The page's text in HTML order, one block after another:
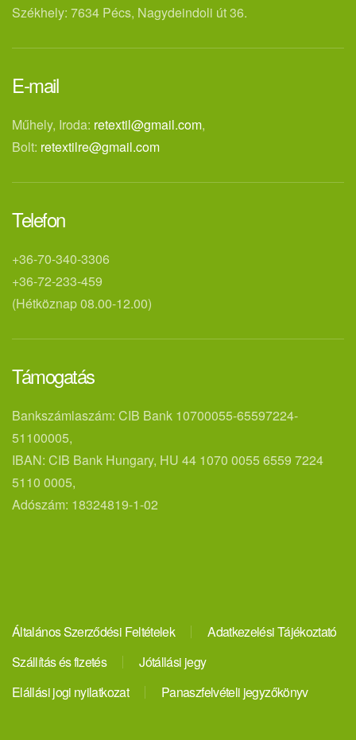
Székhely: 7634 Pécs, Nagydeindoli út 36.
E-mail
Műhely, Iroda: retextil@gmail.com,
Bolt: retextilre@gmail.com
Telefon
+36-70-340-3306
+36-72-233-459
(Hétköznap 08.00-12.00)
Támogatás
Bankszámlaszám: CIB Bank 10700055-65597224-
51100005,
IBAN: CIB Bank Hungary, HU 44 1070 0055 6559 7224
5110 0005,
Adószám: 18324819-1-02
Általános Szerződési Feltételek
Adatkezelési Tájékoztató
Szállítás és fizetés
Jótállási jegy
Elállási jogi nyilatkozat
Panaszfelvételi jegyzőkönyv